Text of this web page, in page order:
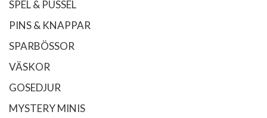
SPEL & PUSSEL
PINS & KNAPPAR
SPARBÖSSOR
VÄSKOR
GOSEDJUR
MYSTERY MINIS